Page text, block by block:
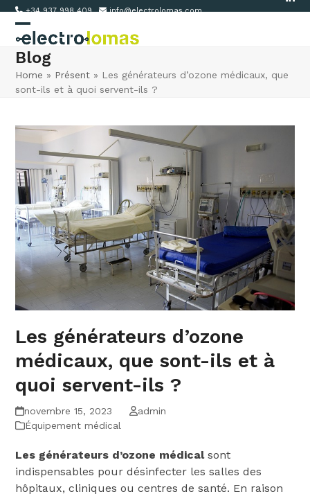
Skip
content
+34 937 998 409 info@electrolomas.com
Open
mobile
menu
Close
mobile
menu
Blog
Home » Présent » Les générateurs d’ozone médicaux, que
sont-ils et à quoi servent-ils ?
Les générateurs d’ozone
médicaux, que sont-ils et à
quoi servent-ils ?
novembre 15, 2023
admin
Équipement médical
Les générateurs d’ozone médicalsont
indispensables pour désinfecter les salles des
hôpitaux, cliniques ou centres de santé. En raison